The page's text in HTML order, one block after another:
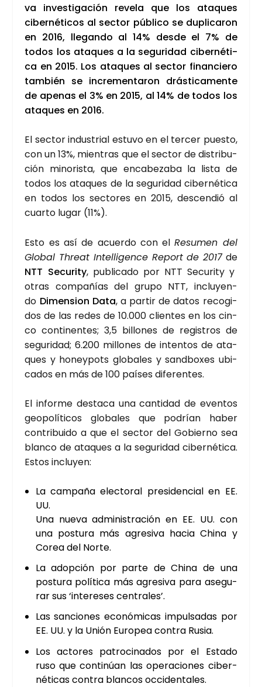
va inves­ti­ga­ción reve­la que los ata­ques
ciber­né­ti­cos al sec­tor públi­co se dupli­ca­ron
en 2016, lle­gan­do al 14% des­de el 7% de
todos los ata­ques a la segu­ri­dad ciber­né­ti­
ca en 2015. Los ata­ques al sec­tor finan­cie­ro
tam­bién se incre­men­ta­ron drás­ti­ca­men­te
de ape­nas el 3% en 2015, al 14% de todos los
ata­ques en 2016.
El sec­tor indus­trial estu­vo en el ter­cer pues­to,
con un 13%, mien­tras que el sec­tor de dis­tri­bu­
ción mino­ris­ta, que enca­be­za­ba la lis­ta de
todos los ata­ques de la segu­ri­dad ciber­né­ti­ca
en todos los sec­to­res en 2015, des­cen­dió al
cuar­to lugar (11%).
Esto es así de acuer­do con elResu­men del
Glo­bal Threat Inte­lli­gen­ce Report de 2017de
NTT Secu­rity, publi­ca­do por NTT Secu­rity y
otras com­pa­ñías del gru­po NTT, inclu­yen­
do Dimen­sion Data, a par­tir de datos reco­gi­
dos de las redes de 10.000 clien­tes en los cin­
co con­ti­nen­tes; 3,5 billo­nes de regis­tros de
segu­ri­dad; 6.200 millo­nes de inten­tos de ata­
ques y honey­pots glo­ba­les y sand­bo­xes ubi­
ca­dos en más de 100 paí­ses dife­ren­tes.
El infor­me des­ta­ca una can­ti­dad de even­tos
geo­po­lí­ti­cos glo­ba­les que podrían haber
con­tri­bui­do a que el sec­tor del Gobierno sea
blan­co de ata­ques a la segu­ri­dad ciber­né­ti­ca.
Estos inclu­yen:
La cam­pa­ña elec­to­ral pre­si­den­cial en EE.
UU.
Una nue­va admi­nis­tra­ción en EE. UU. con
una pos­tu­ra más agre­si­va hacia Chi­na y
Corea del Nor­te.
La adop­ción por par­te de Chi­na de una
pos­tu­ra polí­ti­ca más agre­si­va para ase­gu­
rar sus ‘intere­ses cen­tra­les’.
Las san­cio­nes eco­nó­mi­cas impul­sa­das por
EE. UU. y la Unión Euro­pea con­tra Rusia.
Los acto­res patro­ci­na­dos por el Esta­do
ruso que con­ti­núan las ope­ra­cio­nes ciber­
né­ti­cas con­tra blan­cos occi­den­ta­les.